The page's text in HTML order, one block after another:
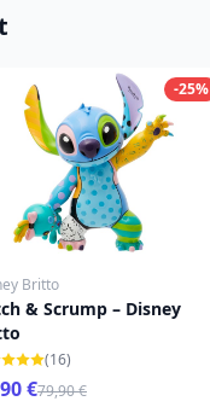
-25%
Britto
& Scrump – Disney
(16)
€79,90 €